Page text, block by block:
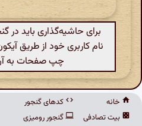
برای حاشیه‌گذاری باید در
نام کاربری خود از طریق
چپ صفحات به
خانه
بیت تصادفی
کدهای گنجور
گنجور رومیزی